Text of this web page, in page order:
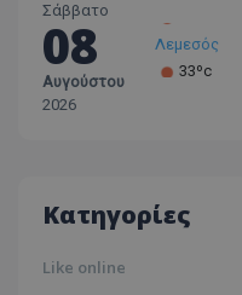
Σάββατο
08
Αυγούστου
2026
Λεμεσός
33ºc
Κατηγορίες
Like online